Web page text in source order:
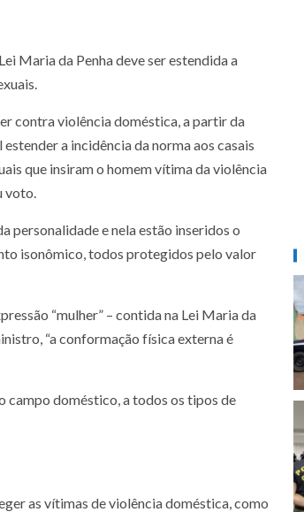
Maria da Penha deve ser estendida a
contra violência doméstica, a partir da
a incidência da norma aos casais
que insiram o homem vítima da violência
voto.
personalidade e nela estão inseridos o
isonômico, todos protegidos pelo valor
“mulher” – contida na Lei Maria da
“a conformação física externa é
campo doméstico, a todos os tipos de
as vítimas de violência doméstica, como